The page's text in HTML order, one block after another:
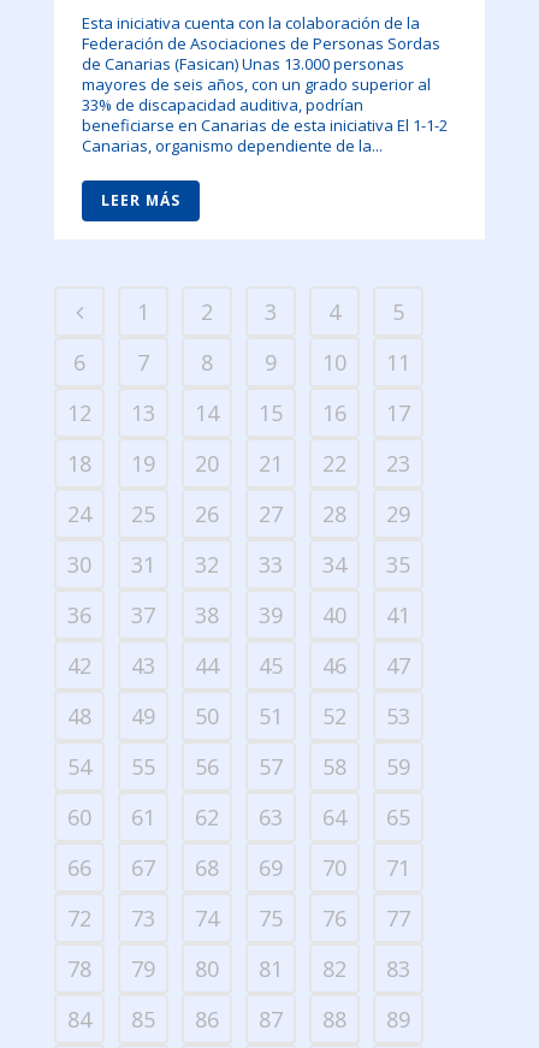
Esta iniciativa cuenta con la colaboración de la
Federación de Asociaciones de Personas Sordas
de Canarias (Fasican) Unas 13.000 personas
mayores de seis años, con un grado superior al
33% de discapacidad auditiva, podrían
beneficiarse en Canarias de esta iniciativa El 1-1-2
Canarias, organismo dependiente de la...
LEER MÁS
1 2 3 4
5
6
7 8 9 10
11
12
13 14 15 16
17
18
19 20 21 22
23
24
25 26 27 28
29
30
31 32 33 34
35
36
37 38 39 40
41
42
43 44 45 46
47
48
49 50 51 52
53
54
55 56 57 58
59
60
61 62 63 64
65
66
67 68 69 70
71
72
73 74 75 76
77
78
79 80 81 82
83
84
85 86 87 88
89